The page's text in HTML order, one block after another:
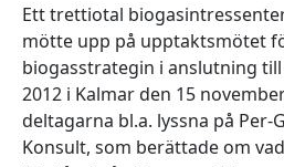
Ett trettiotal
mötte upp på upptaktsmötet
biogasstrategin i anslutning
2012 i Kalmar den 15
deltagarna bl.a. lyssna på Per-
Konsult, som berättade om